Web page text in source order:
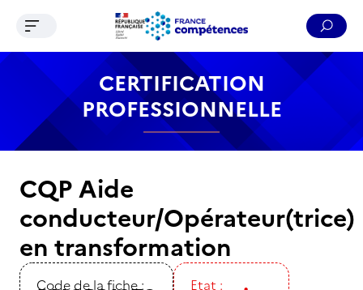
Contenu Recherche Menu Pied de page
Ouvrir le menu de navigation
CERTIFICATION
PROFESSIONNELLE
CQP Aide
conducteur/Opérateur(trice)
en transformation
Code de la fiche : Etat :